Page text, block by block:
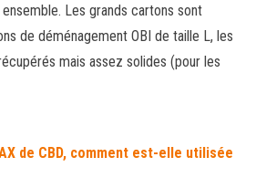
Les grands cartons sont
de déménagement OBI de taille L, les
mais assez solides (pour les
de CBD, comment est-elle utilisée